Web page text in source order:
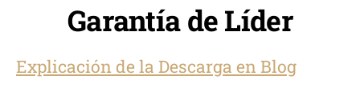
Garantía de Líder
Explicación de la Descarga en Blog